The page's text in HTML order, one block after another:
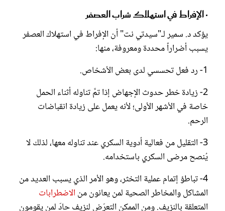
• الإفراط في استهلاك شراب العصفر
يؤكد د. سمير لـ"سيدتي نت" أن الإفراط في استهلاك العصفر
يسبب أضراراً محددة ومعروفة، منها:
1- رد فعل تحسسي لدى بعض الأشخاص.
2- زيادة خطر حدوث الإجهاض إذا تمَّ تناوله أثناء الحمل
خاصة في الأشهر الأولى؛ لأنه يعمل على زيادة انقباضات
الرحم.
3- التقليل من فعالية أدوية السكري عند تناوله معها، لذلك لا
يُنصح مرضى السكري باستخدامه.
4- تباطؤ إتمام عملية التخثر، وهو الأمر الذي يسبب العديد من
المشاكل والمخاطر الصحية لمن يعانون من الاضطرابات
المتعلقة بالنزيف. ومن الممكن التعرّض لنزيف حادّ لمن يقومون